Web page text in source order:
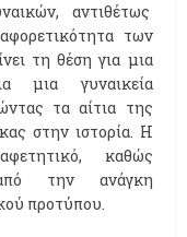
αντιθέτως
των
τη θέση για μια
μια γυναικεία
τα αίτια της
στην ιστορία. Η
καθώς
την ανάγκη
προτύπου.